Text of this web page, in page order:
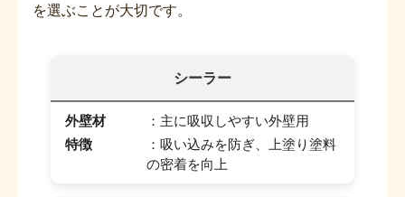
を選ぶことが大切です。
シーラー
外壁材
：主に吸収しやすい外壁用
特徴
：吸い込みを防ぎ、上塗り塗料
の密着を向上